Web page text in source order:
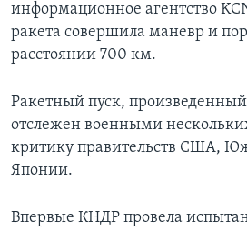
информационное агентство
ракета совершила маневр и
расстоянии 700 км.
Ракетный пуск, произведенный
отслежен военными
критику правительств США,
Японии.
Впервые КНДР провела